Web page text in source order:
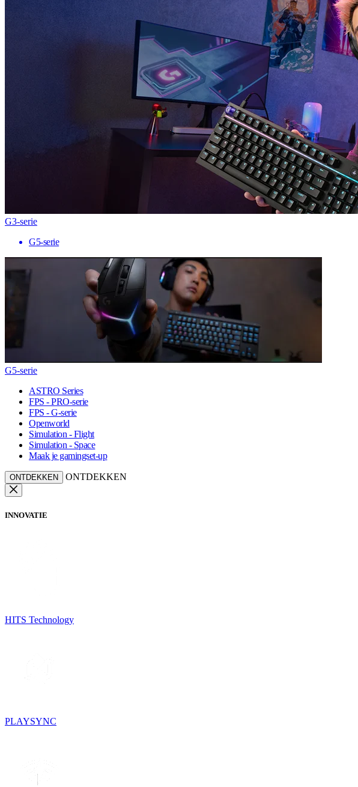
G3-serie
G5-serie
G5-serie
ASTRO Series
FPS - PRO-serie
FPS - G-serie
Openworld
Simulation - Flight
Simulation - Space
Maak je gamingset-up
ONTDEKKEN ONTDEKKEN
INNOVATIE
HITS Technology
PLAYSYNC